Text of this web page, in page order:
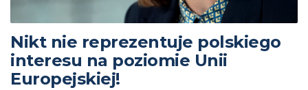
Nikt nie reprezentuje polskiego
interesu na poziomie Unii
Europejskiej!